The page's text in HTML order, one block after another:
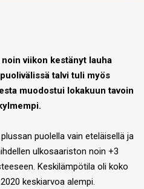
viikon kestänyt lauha
talvi tuli myös
muodostui lokakuun tavoin
puolella vain eteläisellä ja
ulkosaariston noin +3
Keskilämpötila oli koko
keskiarvoa alempi.